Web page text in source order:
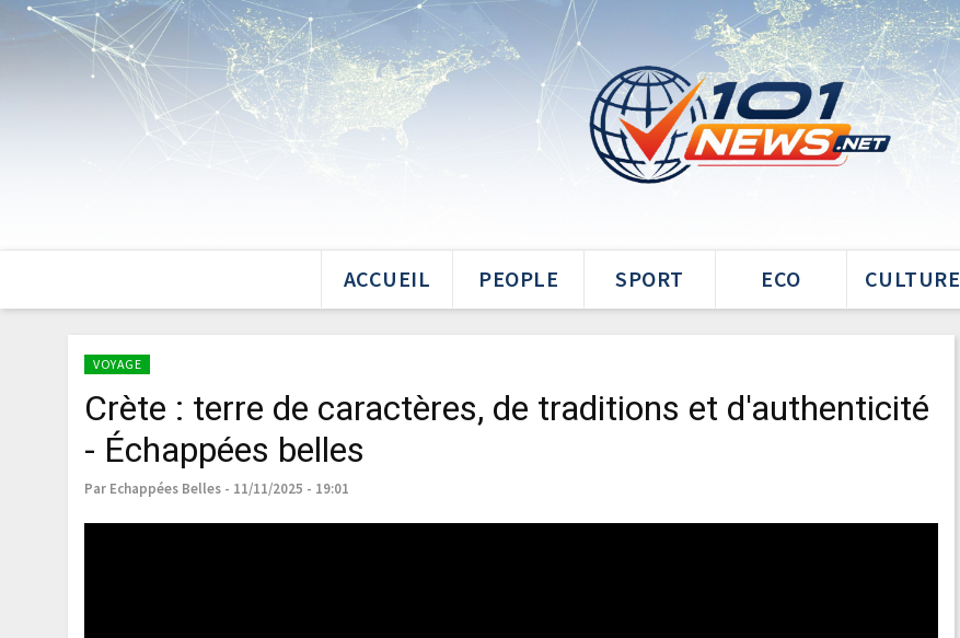
ACCUEIL PEOPLE SPORT ECO CULTURE
VOYAGE
Crète : terre de caractères, de traditions et d'authenticité
- Échappées belles
Par Echappées Belles - 11/11/2025 - 19:01